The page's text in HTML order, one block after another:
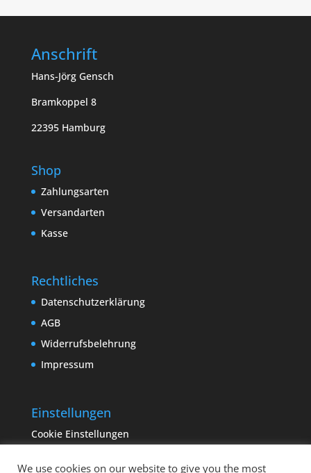
Anschrift
Hans-Jörg Gensch
Bramkoppel 8
22395 Hamburg
Shop
Zahlungsarten
Versandarten
Kasse
Rechtliches
Datenschutzerklärung
AGB
Widerrufsbelehrung
Impressum
Einstellungen
Cookie Einstellungen
We use cookies on our website to give you the most